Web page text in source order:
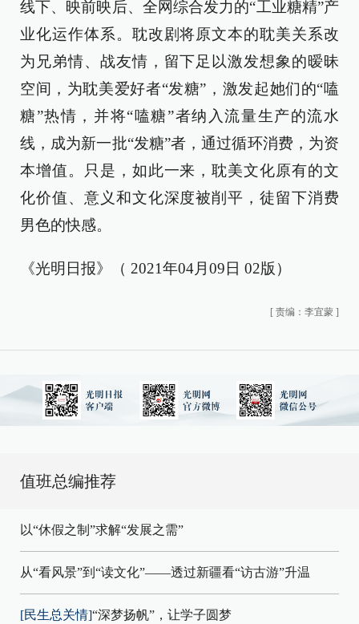
线下、映前映后、全网综合发力的“工业糖精”产
业化运作体系。耽改剧将原文本的耽美关系改
为兄弟情、战友情，留下足以激发想象的暧昧
空间，为耽美爱好者“发糖”，激发起她们的“嗑
糖”热情，并将“嗑糖”者纳入流量生产的流水
线，成为新一批“发糖”者，通过循环消费，为资
本增值。只是，如此一来，耽美文化原有的文
化价值、意义和文化深度被削平，徒留下消费
男色的快感。
《光明日报》（ 2021年04月09日 02版）
[ 责编：李宜蒙 ]
值班总编推荐
以“休假之制”求解“发展之需”
从“看风景”到“读文化”——透过新疆看“访古游”升温
[民生总关情]“深梦扬帆”，让学子圆梦